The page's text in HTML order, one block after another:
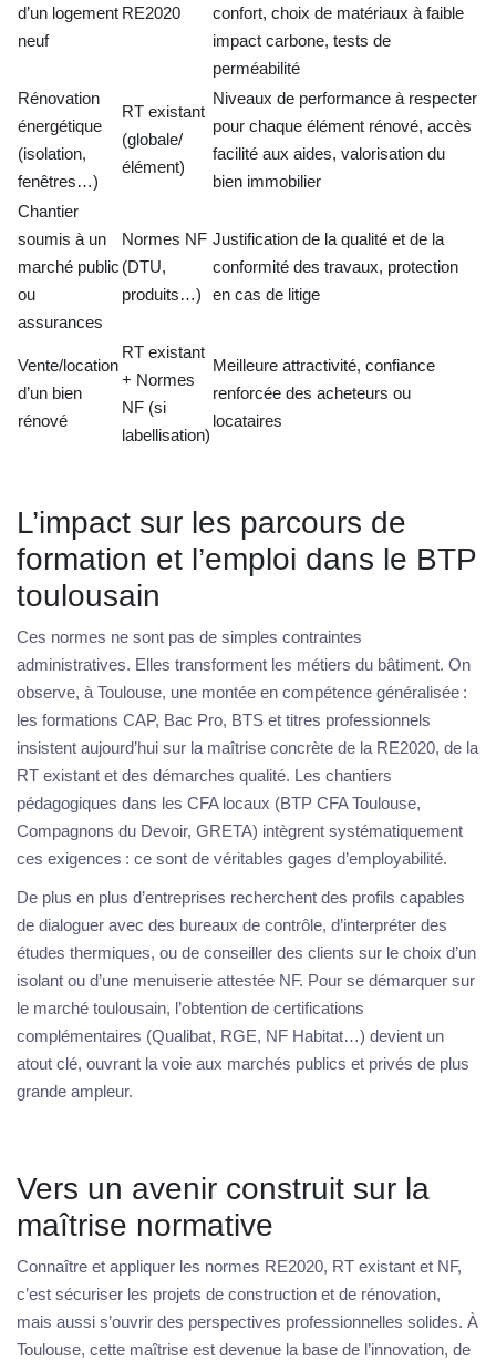
d’un logement
neuf
RE2020
confort, choix de matériaux à faible
impact carbone, tests de
perméabilité
Rénovation
énergétique
(isolation,
fenêtres…)
RT existant
(globale/
élément)
Niveaux de performance à respecter
pour chaque élément rénové, accès
facilité aux aides, valorisation du
bien immobilier
Chantier
soumis à un
marché public
ou
assurances
Normes NF
(DTU,
produits…)
Justification de la qualité et de la
conformité des travaux, protection
en cas de litige
Vente/location
d’un bien
rénové
RT existant
+ Normes
NF (si
labellisation)
Meilleure attractivité, confiance
renforcée des acheteurs ou
locataires
L’impact sur les parcours de
formation et l’emploi dans le BTP
toulousain
Ces normes ne sont pas de simples contraintes
administratives. Elles transforment les métiers du bâtiment. On
observe, à Toulouse, une montée en compétence généralisée :
les formations CAP, Bac Pro, BTS et titres professionnels
insistent aujourd’hui sur la maîtrise concrète de la RE2020, de la
RT existant et des démarches qualité. Les chantiers
pédagogiques dans les CFA locaux (BTP CFA Toulouse,
Compagnons du Devoir, GRETA) intègrent systématiquement
ces exigences : ce sont de véritables gages d’employabilité.
De plus en plus d’entreprises recherchent des profils capables
de dialoguer avec des bureaux de contrôle, d’interpréter des
études thermiques, ou de conseiller des clients sur le choix d’un
isolant ou d’une menuiserie attestée NF. Pour se démarquer sur
le marché toulousain, l’obtention de certifications
complémentaires (Qualibat, RGE, NF Habitat…) devient un
atout clé, ouvrant la voie aux marchés publics et privés de plus
grande ampleur.
Vers un avenir construit sur la
maîtrise normative
Connaître et appliquer les normes RE2020, RT existant et NF,
c’est sécuriser les projets de construction et de rénovation,
mais aussi s’ouvrir des perspectives professionnelles solides. À
Toulouse, cette maîtrise est devenue la base de l’innovation, de